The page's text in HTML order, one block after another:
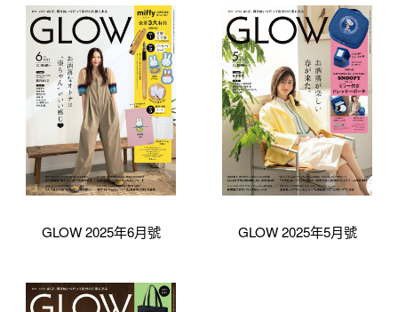
GLOW 2025年6月號 GLOW 2025年5月號